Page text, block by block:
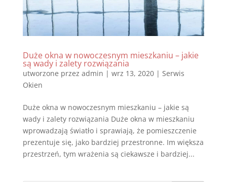
Duże okna w nowoczesnym mieszkaniu – jakie
są wady i zalety rozwiązania
utworzone przez admin | wrz 13, 2020| Serwis
Okien
Duże okna w nowoczesnym mieszkaniu – jakie są
wady i zalety rozwiązania Duże okna w mieszkaniu
wprowadzają światło i sprawiają, że pomieszczenie
prezentuje się, jako bardziej przestronne. Im większa
przestrzeń, tym wrażenia są ciekawsze i bardziej...